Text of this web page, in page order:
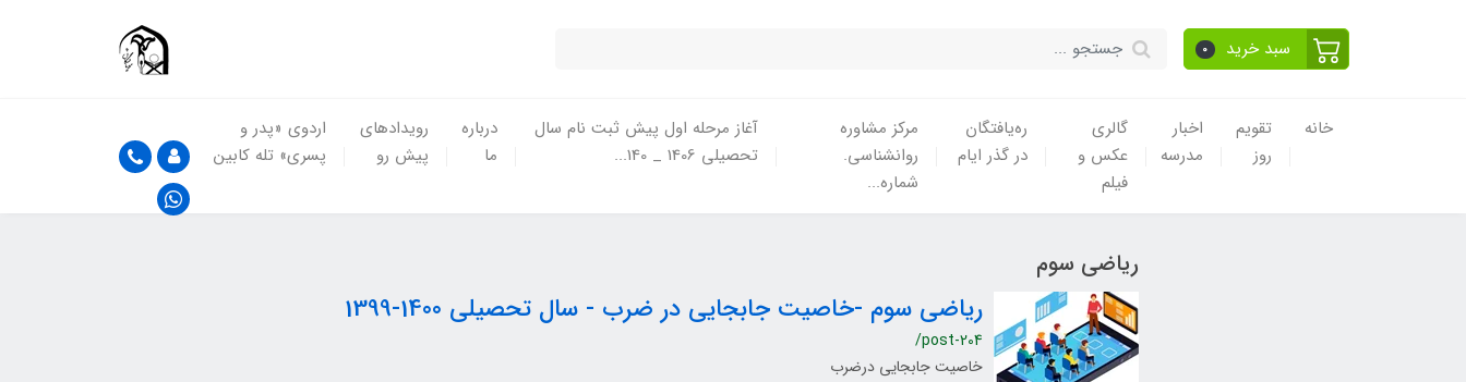
سبد خرید 0
خانه
تقویم
روز
اخبار
مدرسه
گالری
عکس و
فیلم
ره‌یافتگان
در گذر ایام
مرکز مشاوره
روانشناسی.
شماره...
آغاز مرحله اول پیش ثبت نام سال
تحصیلی 1406 _ 140...
درباره
ما
رویدادهای
پیش رو
اردوی «پدر و
پسری» تله کابین
ریاضی سوم
ریاضی سوم -خاصیت جابجایی در ضرب - سال تحصیلی 1400-1399
/post-204
خاصیت جابجایی درضرب